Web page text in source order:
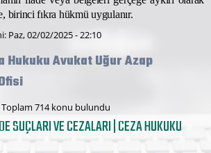
birinci fıkra hükmü uygulanır.
Paz, 02/02/2025 - 22:10
Hukuku Avukat Uğur Azap
Toplam 714 konu bulundu
SUÇLARI VE CEZALARI | CEZA HUKUKU